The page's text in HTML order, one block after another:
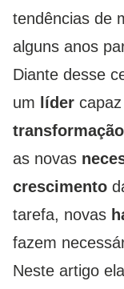
tendências de
alguns anos
Diante desse
um
líder
transformação
as novas
crescimento
tarefa, novas
fazem
Neste artigo